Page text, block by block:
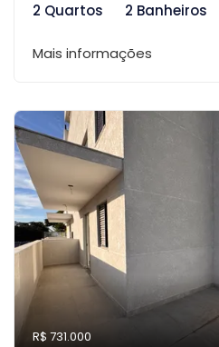
2 Quartos
2 Banheiros
Mais informações
R$ 731.000